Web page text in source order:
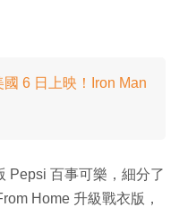
國 6 日上映！Iron Man
Pepsi 百事可樂，細分了
Home 升級戰衣版，